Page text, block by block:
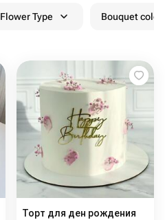
Flower Type Bouquet
Торт для ден рождения